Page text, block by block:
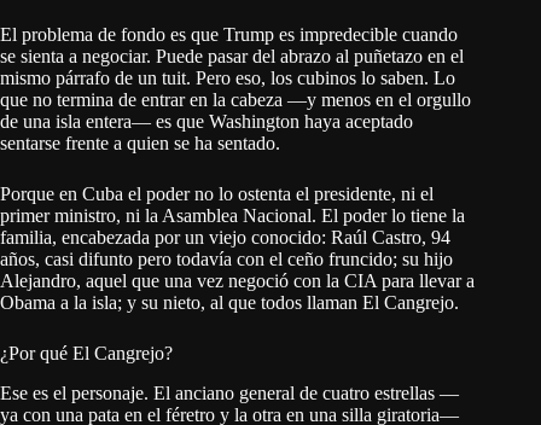
El problema de fondo es que Trump es impredecible cuando
se sienta a negociar. Puede pasar del abrazo al puñetazo en el
mismo párrafo de un tuit. Pero eso, los cubinos lo saben. Lo
que no termina de entrar en la cabeza —y menos en el orgullo
de una isla entera— es que Washington haya aceptado
sentarse frente a quien se ha sentado.
Porque en Cuba el poder no lo ostenta el presidente, ni el
primer ministro, ni la Asamblea Nacional. El poder lo tiene la
familia, encabezada por un viejo conocido: Raúl Castro, 94
años, casi difunto pero todavía con el ceño fruncido; su hijo
Alejandro, aquel que una vez negoció con la CIA para llevar a
Obama a la isla; y su nieto, al que todos llaman El Cangrejo.
¿Por qué El Cangrejo?
Ese es el personaje. El anciano general de cuatro estrellas —
ya con una pata en el féretro y la otra en una silla giratoria—